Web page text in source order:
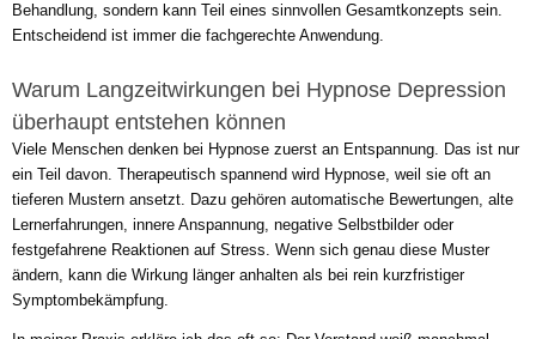
Behandlung, sondern kann Teil eines sinnvollen Gesamtkonzepts sein.
Entscheidend ist immer die fachgerechte Anwendung.
Warum Langzeitwirkungen bei Hypnose Depression
überhaupt entstehen können
Viele Menschen denken bei Hypnose zuerst an Entspannung. Das ist nur
ein Teil davon. Therapeutisch spannend wird Hypnose, weil sie oft an
tieferen Mustern ansetzt. Dazu gehören automatische Bewertungen, alte
Lernerfahrungen, innere Anspannung, negative Selbstbilder oder
festgefahrene Reaktionen auf Stress. Wenn sich genau diese Muster
ändern, kann die Wirkung länger anhalten als bei rein kurzfristiger
Symptombekämpfung.